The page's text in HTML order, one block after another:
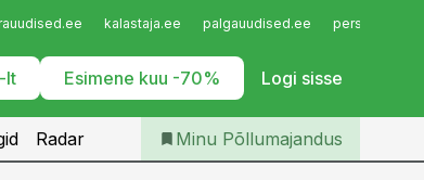
kalastaja.ee palgauudised.ee
lt Esimene kuu -70% Logi sisse
Iseteenindus
Telli Põllumajandus
Radar Minu Põllumajandus